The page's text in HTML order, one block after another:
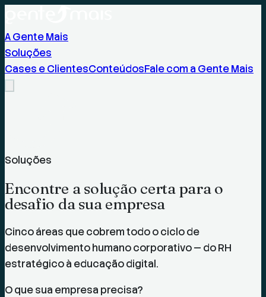
A Gente Mais
Soluções
Cases e ClientesConteúdosFale com a Gente Mais
Soluções
Encontre a solução certa para o
desafio da sua empresa
Cinco áreas que cobrem todo o ciclo de
desenvolvimento humano corporativo — do RH
estratégico à educação digital.
O que sua empresa precisa?